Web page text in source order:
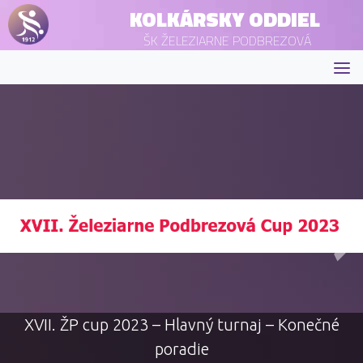
KOLKÁRSKY ODDIEL
ŠK ŽELEZIARNE PODBREZOVÁ
XVII. ŽP cup 2023 – Hlavný turnaj – Konečné
poradie